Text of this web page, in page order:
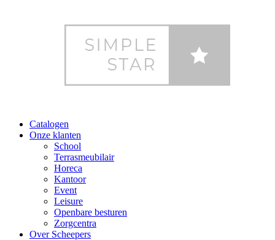
Catalogen
Onze klanten
School
Terrasmeubilair
Horeca
Kantoor
Event
Leisure
Openbare besturen
Zorgcentra
Over Scheepers